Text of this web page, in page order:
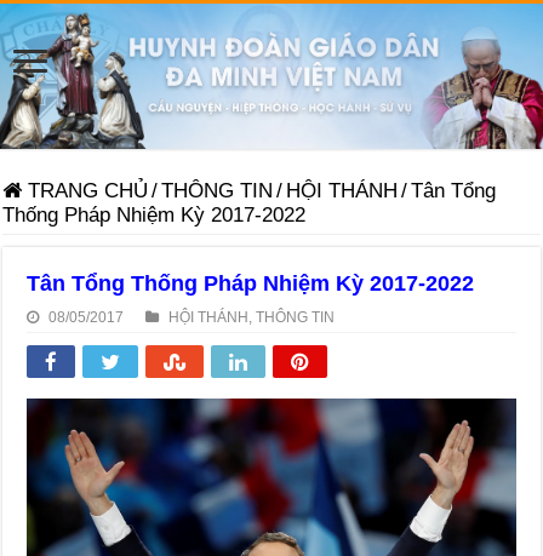
TRANG CHỦ /THÔNG TIN / HỘI THÁNH /Tân Tổng
Thống Pháp Nhiệm Kỳ 2017-2022
Tân Tổng Thống Pháp Nhiệm Kỳ 2017-2022
08/05/2017 HỘI THÁNH ,THÔNG TIN